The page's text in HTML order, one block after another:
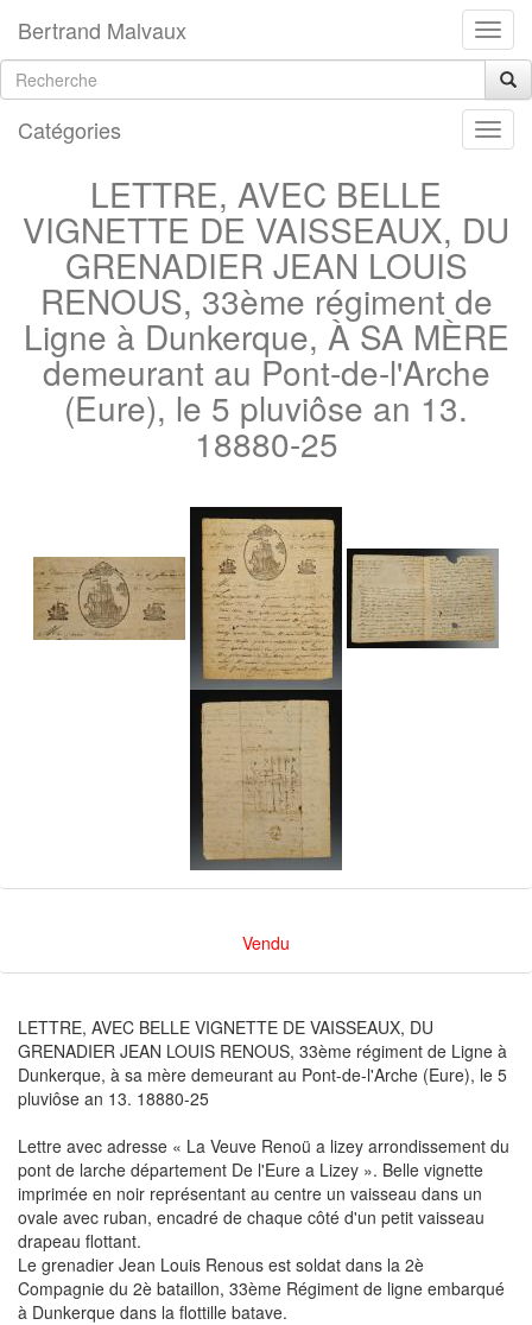
Bertrand Malvaux
Catégories
LETTRE, AVEC BELLE
VIGNETTE DE VAISSEAUX, DU
GRENADIER JEAN LOUIS
RENOUS, 33ème régiment de
Ligne à Dunkerque, À SA MÈRE
demeurant au Pont-de-l'Arche
(Eure), le 5 pluviôse an 13.
18880-25
Vendu
LETTRE, AVEC BELLE VIGNETTE DE VAISSEAUX, DU
GRENADIER JEAN LOUIS RENOUS, 33ème régiment de Ligne à
Dunkerque, à sa mère demeurant au Pont-de-l'Arche (Eure), le 5
pluviôse an 13. 18880-25
Lettre avec adresse « La Veuve Renoü a lizey arrondissement du
pont de larche département De l'Eure a Lizey ». Belle vignette
imprimée en noir représentant au centre un vaisseau dans un
ovale avec ruban, encadré de chaque côté d'un petit vaisseau
drapeau flottant.
Le grenadier Jean Louis Renous est soldat dans la 2è
Compagnie du 2è bataillon, 33ème Régiment de ligne embarqué
à Dunkerque dans la flottille batave.